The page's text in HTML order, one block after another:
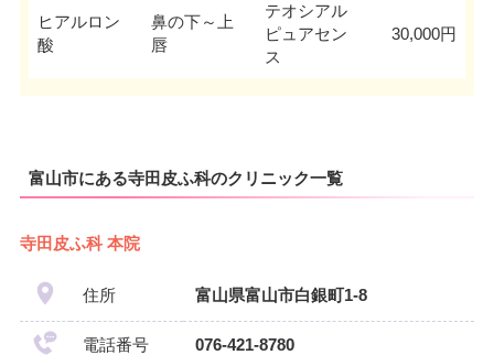
ヒアルロン
酸
鼻の下～上
唇
テオシアル
ピュアセン
ス
30,000円
富山市にある寺田皮ふ科のクリニック一覧
寺田皮ふ科 本院
住所 富山県富山市白銀町1-8
電話番号 076-421-8780